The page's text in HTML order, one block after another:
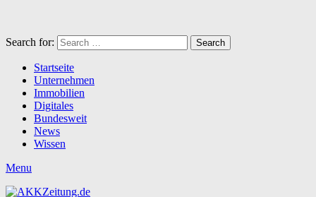
Search for: Search
Startseite
Unternehmen
Immobilien
Digitales
Bundesweit
News
Wissen
Menu